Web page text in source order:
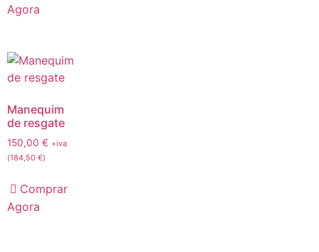
Agora
Manequim
de resgate
150,00 € +iva
(184,50 €)
Comprar
Agora